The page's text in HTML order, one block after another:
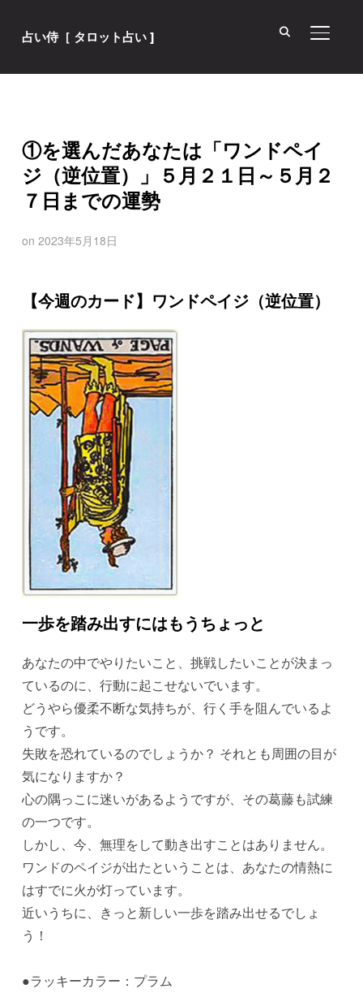
占い侍［ タロット占い ] サイド
①を選んだあなたは「ワンドペイ
ジ（逆位置）」５月２１日～５月２
７日までの運勢
on 2023年5月18日
【今週のカード】ワンドペイジ（逆位置）
一歩を踏み出すにはもうちょっと
あなたの中でやりたいこと、挑戦したいことが決まっ
ているのに、行動に起こせないでいます。
どうやら優柔不断な気持ちが、行く手を阻んでいるよ
うです。
失敗を恐れているのでしょうか？ それとも周囲の目が
気になりますか？
心の隅っこに迷いがあるようですが、その葛藤も試練
の一つです。
しかし、今、無理をして動き出すことはありません。
ワンドのペイジが出たということは、あなたの情熱に
はすでに火が灯っています。
近いうちに、きっと新しい一歩を踏み出せるでしょ
う！
●ラッキーカラー：プラム